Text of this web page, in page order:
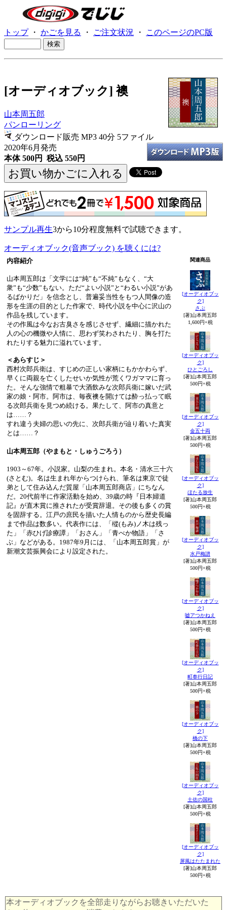
トップ・ かごを見る ・ ご注文状況 ・ このページのPC版
[オーディオブック] 襖
山本周五郎
パンローリング
ダウンロード販売 MP3 40分 5ファイル
2020年6月発売
本体 500円 税込 550円
サンプル再生3から10分程度無料で試聴できます。
オーディオブック(音声ブック) を聴くには?
内容紹介
山本周五郎は「文学には“純”も“不純”もなく、“大
衆”も“少数”もない。ただ“よい小説”と“わるい小説”があ
るばかりだ」を信念とし、普遍妥当性をもつ人間像の造
形を生涯の目的とした作家で、時代小説を中心に沢山の
作品を残しています。
その作風は今なお古臭さを感じさせず、繊細に描かれた
人の心の機微や人情に、思わず笑わされたり、胸を打た
れたりする魅力に溢れています。
＜あらすじ＞
西村次郎兵衛は、すじめの正しい家柄にもかかわらず、
早くに両親を亡くしたせいか気性が荒くワガママに育っ
た。そんな強情で粗暴で大酒飲みな次郎兵衛に嫁いだ武
家の娘・阿市。阿市は、毎夜襖を開けては酔っ払って眠
る次郎兵衛を見つめ続ける。果たして、阿市の真意と
は……？
すれ違う夫婦の思いの先に、次郎兵衛が辿り着いた真実
とは……？
山本周五郎（やまもと・しゅうごろう）
1903～67年。小説家。山梨の生まれ。本名・清水三十六
(さとむ)。名は生まれ年からつけられ、筆名は東京で徒
弟として住み込んだ質屋「山本周五郎商店」にちなん
だ。20代前半に作家活動を始め、39歳の時『日本婦道
記』が直木賞に推されたが受賞辞退。その後も多くの賞
を固辞する。江戸の庶民を描いた人情ものから歴史長編
まで作品は数多い。代表作には、「樅(もみ)ノ木は残っ
た」「赤ひげ診療譚」「おさん」「青べか物語」「さ
ぶ」などがある。1987年9月には、「山本周五郎賞」が
新潮文芸振興会により設定された。
関連商品
[オーディオブッ
ク]
さぶ
[著]山本周五郎
1,600円+税
[オーディオブッ
ク]
ひとごろし
[著]山本周五郎
500円+税
[オーディオブッ
ク]
金五十両
[著]山本周五郎
500円+税
[オーディオブッ
ク]
ほたる放生
[著]山本周五郎
500円+税
[オーディオブッ
ク]
水戸梅譜
[著]山本周五郎
500円+税
[オーディオブッ
ク]
嘘アつかねえ
[著]山本周五郎
500円+税
[オーディオブッ
ク]
町奉行日記
[著]山本周五郎
500円+税
[オーディオブッ
ク]
橋の下
[著]山本周五郎
500円+税
[オーディオブッ
ク]
土佐の国柱
[著]山本周五郎
500円+税
[オーディオブッ
ク]
屏風はたたまれた
[著]山本周五郎
500円+税
本オーディオブックを全部走りながらお聴きいただいた